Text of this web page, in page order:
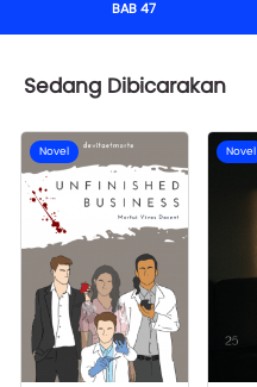
BAB 47
Sedang Dibicarakan
Novel Novel